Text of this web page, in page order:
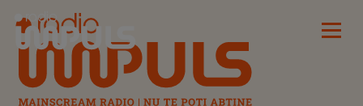
Radio Impuls